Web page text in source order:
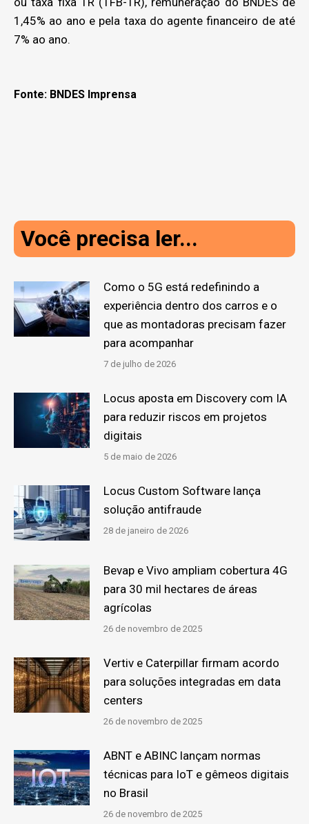
1,45% ao ano e pela taxa do agente financeiro de até
7% ao ano.
Fonte: BNDES Imprensa
Você precisa ler...
Como o 5G está redefinindo a
experiência dentro dos carros e o
que as montadoras precisam fazer
para acompanhar
7 de julho de 2026
Locus aposta em Discovery com IA
para reduzir riscos em projetos
digitais
5 de maio de 2026
Locus Custom Software lança
solução antifraude
28 de janeiro de 2026
Bevap e Vivo ampliam cobertura 4G
para 30 mil hectares de áreas
agrícolas
26 de novembro de 2025
Vertiv e Caterpillar firmam acordo
para soluções integradas em data
centers
26 de novembro de 2025
ABNT e ABINC lançam normas
técnicas para IoT e gêmeos digitais
no Brasil
26 de novembro de 2025